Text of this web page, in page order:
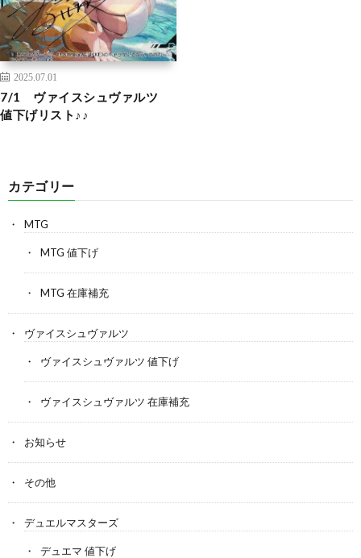
2025.07.01
7/1 ヴァイスシュヴァルツ
値下げリスト♪♪
カテゴリー
MTG
MTG 値下げ
MTG 在庫補充
ヴァイスシュヴァルツ
ヴァイスシュヴァルツ 値下げ
ヴァイスシュヴァルツ 在庫補充
お知らせ
その他
デュエルマスターズ
デュエマ 値下げ